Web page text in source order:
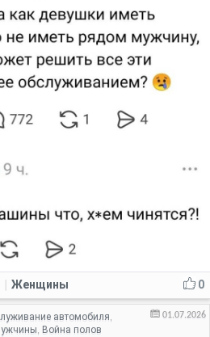
0
Женщины
01.07.2026
автомобиля,
, Война полов